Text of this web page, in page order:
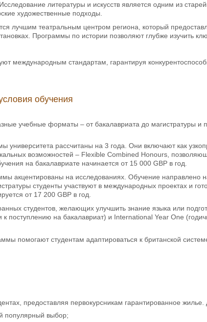
литературы и искусств является одним из
художественные подходы.
лучшим театральным центром региона, который
Программы по истории позволяют глубже изучить
международным стандартам, гарантируя
обучения
учебные форматы – от бакалавриата до магистратуры и
университета рассчитаны на 3 года. Они включают как
возможностей – Flexible Combined Honours,
на бакалавриате начинается от 15 000 GBP в год.
акцентированы на исследованиях. Обучение направлено
студенты участвуют в международных проектах и
от 17 200 GBP в год.
студентов, желающих улучшить знание языка или
поступлению на бакалавриат) и International Year One
помогают студентам адаптироваться к британской
предоставляя первокурсникам гарантированное
популярный выбор;